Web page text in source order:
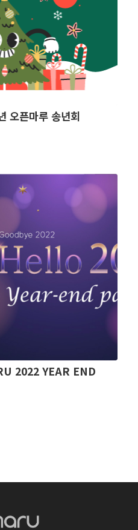
픈마루 송년회
2022 YEAR END